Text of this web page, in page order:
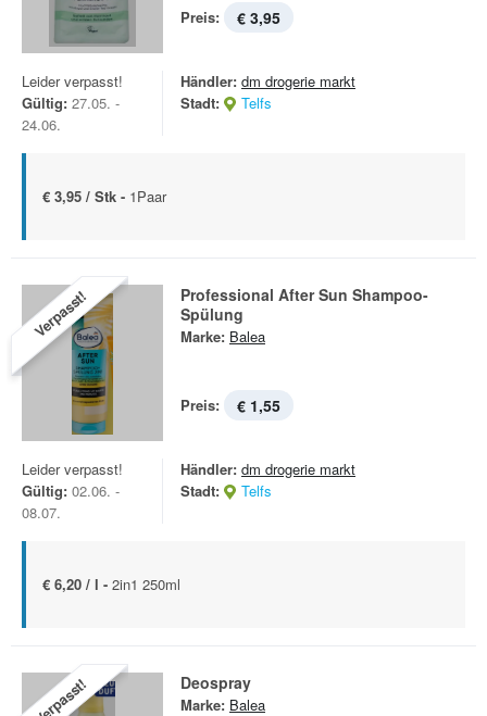
Preis: € 3,95
Leider verpasst!
Gültig: 27.05. -
24.06.
Händler: dm drogerie markt
Stadt:
Telfs
€ 3,95 / Stk - 1Paar
Verpasst!
Professional After Sun Shampoo-
Spülung
Marke: Balea
Preis: € 1,55
Leider verpasst!
Gültig: 02.06. -
08.07.
Händler: dm drogerie markt
Stadt:
Telfs
€ 6,20 / l - 2in1 250ml
Verpasst! Deospray
Marke: Balea